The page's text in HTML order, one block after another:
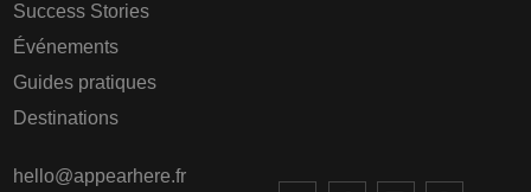
Success Stories
Événements
Guides pratiques
Destinations
hello@appearhere.fr